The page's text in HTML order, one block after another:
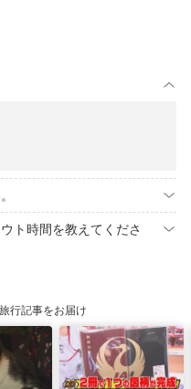
ト時間を教えてくださ
行記事をお届け